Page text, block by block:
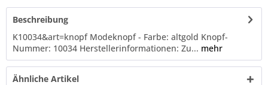
Beschreibung
K10034&art=knopf Modeknopf - Farbe: altgold Knopf-
Nummer: 10034 Herstellerinformationen: Zu... mehr
Ähnliche Artikel